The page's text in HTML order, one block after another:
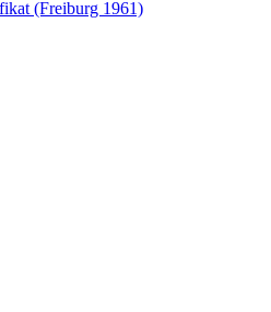
(Freiburg 1961)